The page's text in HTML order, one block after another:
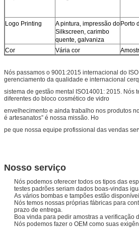
Logo Printing
A pintura, impressão do
Silkscreen, carimbo
quente, galvaniza
Porto
Cor Vária cor
Nós passamos o 9001:2015 internacional do
gerenciamento da qualidade e internacional
sistema de gestão mental ISO14001: 2015. Nós
diferentes do bloco cosmético de vidro
envelhecimento e ainda trabalho nos produtos
é artesanatos” é nossa missão. Ho
pe que nossa equipe profissional das vendas
Nosso serviço
Nós podemos oferecer todos os tipos das
testes padrões seriam dados boas-vindas
As vários bombas e tampões estão
Nós temos nossas próprias fábricas para
prazo de entrega.
Boa vinda para pedir amostras a verificação
Nós podemos fazer o OEM como suas